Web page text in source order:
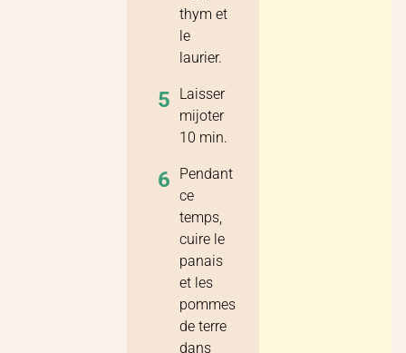
thym et
le
laurier.
5
Laisser
mijoter
10 min.
6
Pendant
ce
temps,
cuire le
panais
et les
pommes
de terre
dans